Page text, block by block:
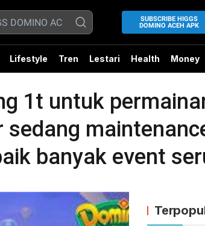
SUBSCRIBE HIGGS
DOMINO ACEH APK
Lifestyle Tren Lestari Health Money
1t untuk
banyak event